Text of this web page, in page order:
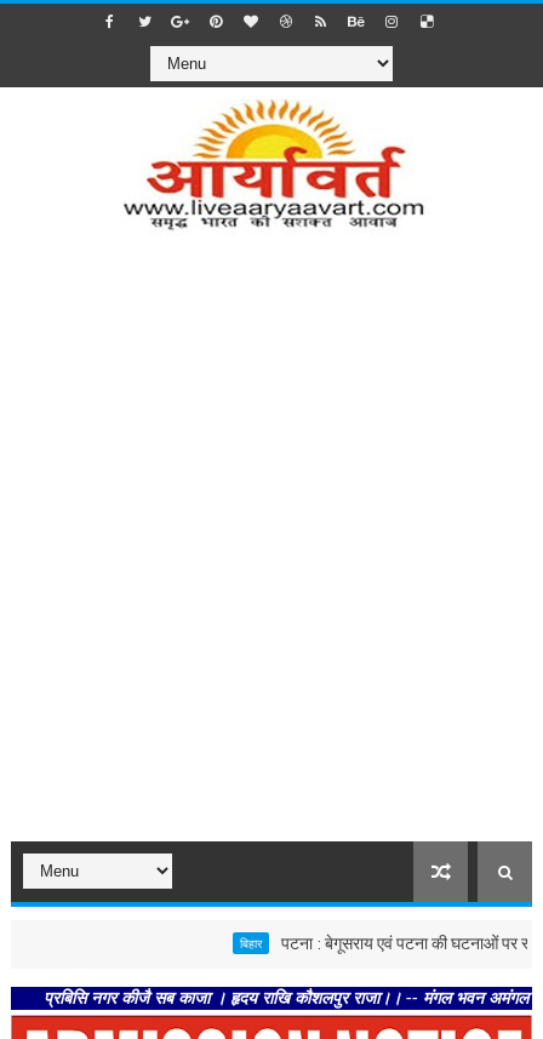
पटना : बेगूसराय एवं पटना की घटनाओं पर स्वास्थ्य
नगर कीजै सब काजा । हृदय राखि कौशलपुर राजा।। -- मंगल भवन अमंगल हारी।